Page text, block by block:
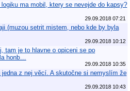
ma mobil, ktery se nevejde do kapsy?
29.09.2018 07:21
(muzou setrit mistem, nebo kde by byla
29.09.2018 10:12
tam je to hlavne o opiceni se po
honb…
29.09.2018 10:35
z nej věcí. A skutočne si nemyslím že
29.09.2018 10:43